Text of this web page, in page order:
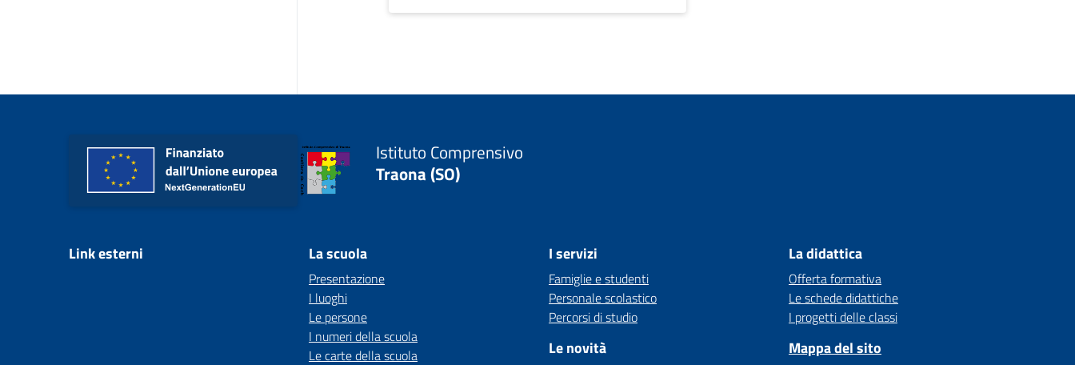
Istituto Comprensivo
Traona (SO)
Link esterni La scuola
Presentazione
I luoghi
Le persone
I numeri della scuola
Le carte della scuola
I servizi
Famiglie e studenti
Personale scolastico
Percorsi di studio
Le novità
La didattica
Offerta formativa
Le schede didattiche
I progetti delle classi
Mappa del sito